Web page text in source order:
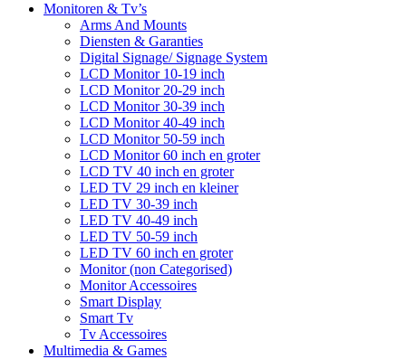
Monitoren & Tv’s
Arms And Mounts
Diensten & Garanties
Digital Signage/ Signage System
LCD Monitor 10-19 inch
LCD Monitor 20-29 inch
LCD Monitor 30-39 inch
LCD Monitor 40-49 inch
LCD Monitor 50-59 inch
LCD Monitor 60 inch en groter
LCD TV 40 inch en groter
LED TV 29 inch en kleiner
LED TV 30-39 inch
LED TV 40-49 inch
LED TV 50-59 inch
LED TV 60 inch en groter
Monitor (non Categorised)
Monitor Accessoires
Smart Display
Smart Tv
Tv Accessoires
Multimedia & Games